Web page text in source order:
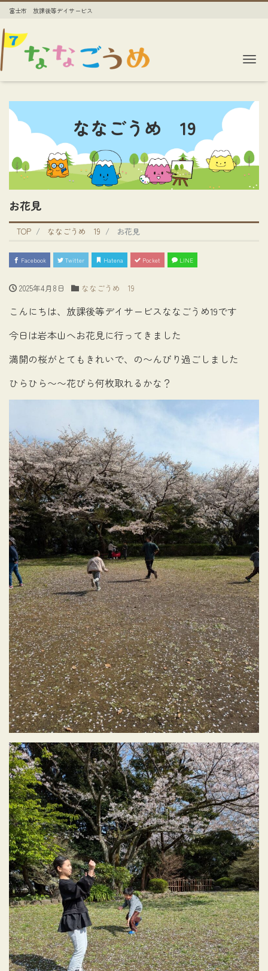
富士市 放課後等デイサービス
ななごうめ 19
お花見
TOP ななごうめ 19 お花見
Facebook Twitter Hatena Pocket LINE
2025年4月8日 ななごうめ 19
こんにちは、放課後等デイサービスななごうめ19です
今日は岩本山へお花見に行ってきました
満開の桜がとてもきれいで、の〜んびり過ごしました
ひらひら〜〜花びら何枚取れるかな？